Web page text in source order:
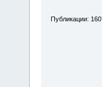
Публикации: